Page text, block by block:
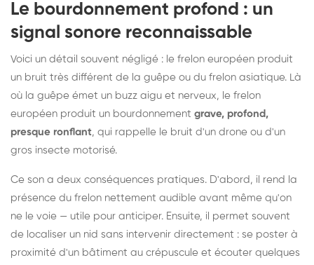
Le bourdonnement profond : un
signal sonore reconnaissable
Voici un détail souvent négligé : le frelon européen produit
un bruit très différent de la guêpe ou du frelon asiatique. Là
où la guêpe émet un buzz aigu et nerveux, le frelon
européen produit un bourdonnement grave, profond,
presque ronflant, qui rappelle le bruit d'un drone ou d'un
gros insecte motorisé.
Ce son a deux conséquences pratiques. D'abord, il rend la
présence du frelon nettement audible avant même qu'on
ne le voie — utile pour anticiper. Ensuite, il permet souvent
de localiser un nid sans intervenir directement : se poster à
proximité d'un bâtiment au crépuscule et écouter quelques